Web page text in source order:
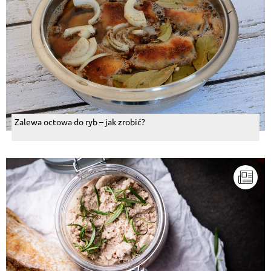
Ciasto jest przepyszne, ale bardzo słodkie. Jeśli ktoś
chciałby przełamać słodki smak budyniu i kajmaku,
polecam zrobić dodatkową warstwę i przełożyć ją
kwaśnym dżemem - np czerwona porzeczka. Dodaje
charakteru i przełamuje słodkość ciasta. Polecam!
Odpowiedz
Grażyna Bobicz , 19.12.2021
Tak* Moje ulubione :) Ja zamiast gotowanego
budyniu używam kremu do karpatki ,wystarczy ubić z
mlekiem i gotowe. Nie gotuję również mleka w
Odpowiedz
Kinga, 13.12.2021
TAK. Uwielbiam 3 bita na herbatnikach. Ja lunię użyć
herbatników maślanych i daję po prostu masę
krówkową a potem budyniową czasem dodaję do
niej kakao. Górę posypuję gorzką czekoladą lub
gorzkim kakao.
Odpowiedz
Zalewa octowa do ryb – jak zrobić?